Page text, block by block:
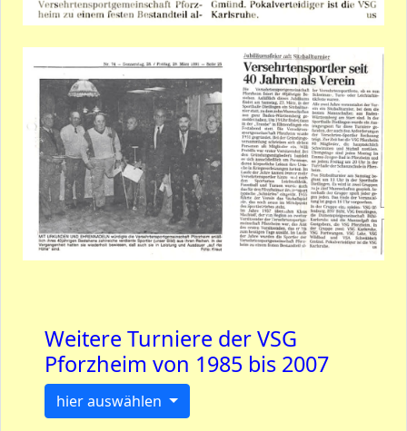
Weitere Turniere der VSG
Pforzheim von 1985 bis 2007
hier auswählen